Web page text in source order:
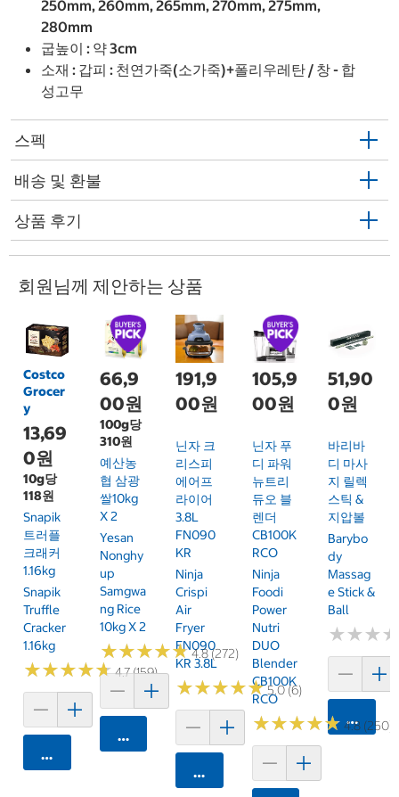
250mm, 260mm, 265mm, 270mm, 275mm,
280mm
굽높이 : 약 3cm
소재 : 갑피 : 천연가죽(소가죽)+폴리우레탄 / 창 - 합
성고무
스펙
배송 및 환불
상품 후기
회원님께 제안하는 상품
Costco
Grocer
y
13,69
0원
10g당
118원
Snapik
트러플
크래커
1.16kg
Snapik
Truffle
Cracker
1.16kg
★★★★★
★★★★★4.7 (159)
카트에 담기
66,9
00원
100g당
310원
예산농
협 삼광
쌀10kg
X 2
Yesan
Nonghy
Up
Samgwa
Ng Rice
10kg X 2
★★★★★
★★★★★4.8 (272)
카트에 담기
191,9
00원
닌자 크
리스피
에어프
라이어
3.8L
FN090
KR
Ninja
Crispi
Air
Fryer
FN090
KR 3.8L
★★★★★
★★★★★5.0 (6)
카트에 담기
105,9
00원
닌자 푸
디 파워
뉴트리
듀오 블
렌더
CB100K
RCO
Ninja
Foodi
Power
Nutri
DUO
Blender
CB100K
RCO
★★★★★
★★★★★ 4.8 (250)
51,90
0원
바리바
디 마사
지 릴렉
스틱 &
지압볼
Barybo
Dy
Massag
E Stick &
Ball
★★★
★★★
카트에